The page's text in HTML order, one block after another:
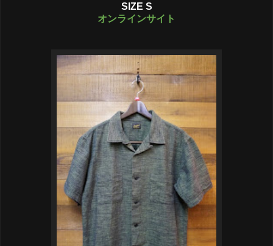
SIZE S
オンラインサイト